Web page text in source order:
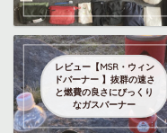
レビュー【MSR・ウィン
ドバーナー 】抜群の速さ
と燃費の良さにびっくり
なガスバーナー